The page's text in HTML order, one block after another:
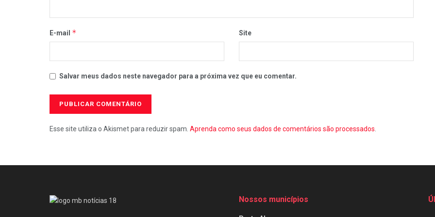
E-mail * Site
Salvar meus dados neste navegador para a próxima vez que eu comentar.
Esse site utiliza o Akismet para reduzir spam. Aprenda como seus dados de comentários são processados
Nossos municípios